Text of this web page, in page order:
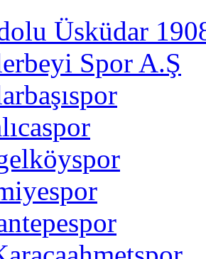
Üsküdar
Spor A.Ş